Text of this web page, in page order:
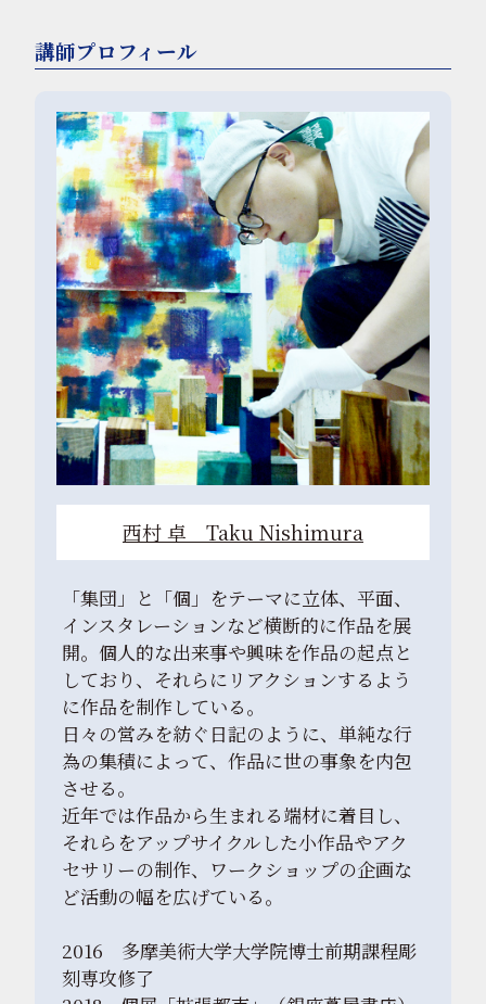
講師プロフィール
西村 卓 Taku Nishimura
「集団」と「個」をテーマに立体、平面、
インスタレーションなど横断的に作品を展
開。個人的な出来事や興味を作品の起点と
しており、それらにリアクションするよう
に作品を制作している。
日々の営みを紡ぐ日記のように、単純な行
為の集積によって、作品に世の事象を内包
させる。
近年では作品から生まれる端材に着目し、
それらをアップサイクルした小作品やアク
セサリーの制作、ワークショップの企画な
ど活動の幅を広げている。
2016 多摩美術大学大学院博士前期課程彫
刻専攻修了